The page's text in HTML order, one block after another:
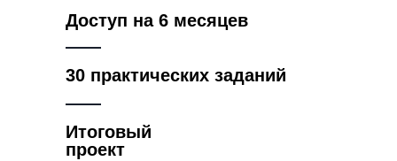
30 практических заданий
Итоговый
проект
Доступ на 6 месяцев